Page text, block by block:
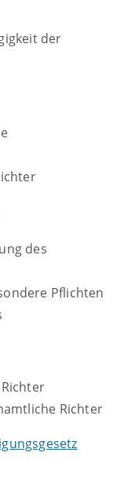
der
des
Pflichten
Richter